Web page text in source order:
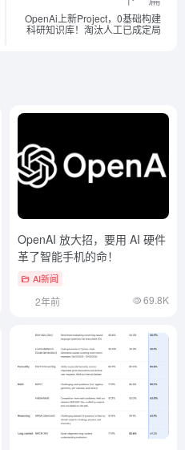
OpenAi上新Project，0基础构建
科研知识库！淘汰人工已成定局
OpenAI 放大招，要用 AI 硬件
革了智能手机的命！
AI新闻
2年前 69.8K